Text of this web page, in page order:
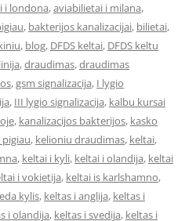
i londona,aviabilietai i milana,
, bakterijos kanalizacijai, bilietai,
, blog, DFDS keltai, DFDS keltu
,draudimas,draudimas
,gsm signalizacija, I lygio
, III lygio signalizacija, kalbu kursai
, kanalizacijos bakterijos, kasko
, kelioniu draudimas, keltai,
, keltai i kyli, keltai i olandija, keltai
i vokietija, keltai is karlshamno,
kylis, keltas i anglija, keltas i
i olandija, keltas i svedija, keltas i